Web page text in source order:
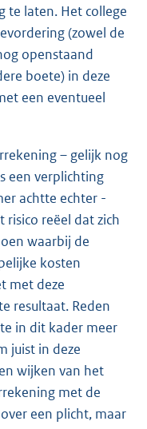
te laten. Het college
(zowel de
openstaand
boete) in deze
een eventueel
– gelijk nog
een verplichting
achtte echter -
risico reëel dat zich
waarbij de
kosten
met deze
resultaat. Reden
in dit kader meer
juist in deze
wijken van het
met de
een plicht, maar